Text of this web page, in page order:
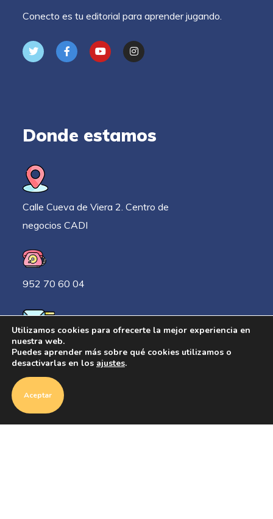
Conecto es tu editorial para aprender jugando.
Donde estamos
Calle Cueva de Viera 2. Centro de
negocios CADI
952 70 60 04
hola@conectoeditorial.com
Sobre Conecto
Utilizamos cookies para ofrecerte la mejor experiencia en
nuestra web.
Puedes aprender más sobre qué cookies utilizamos o
desactivarlas en los ajustes.
Aceptar